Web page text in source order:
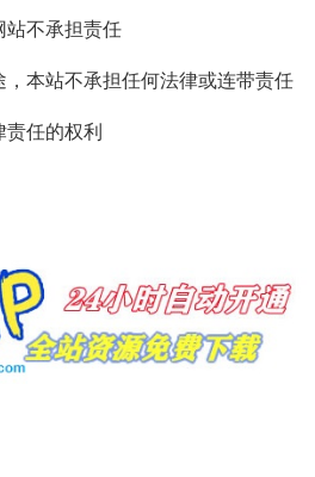
站不承担责任
本站不承担任何法律或连带责任
任的权利